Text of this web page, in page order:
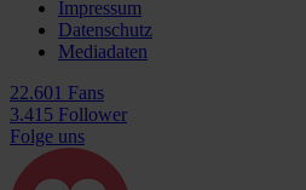
Impressum
Datenschutz
Mediadaten
22.601 Fans
3.415 Follower
Folge uns